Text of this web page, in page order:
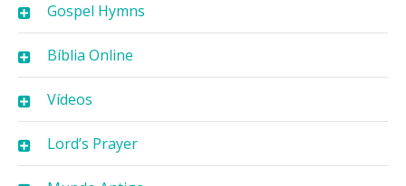
Gospel Hymns
Bíblia Online
Vídeos
Lord’s Prayer